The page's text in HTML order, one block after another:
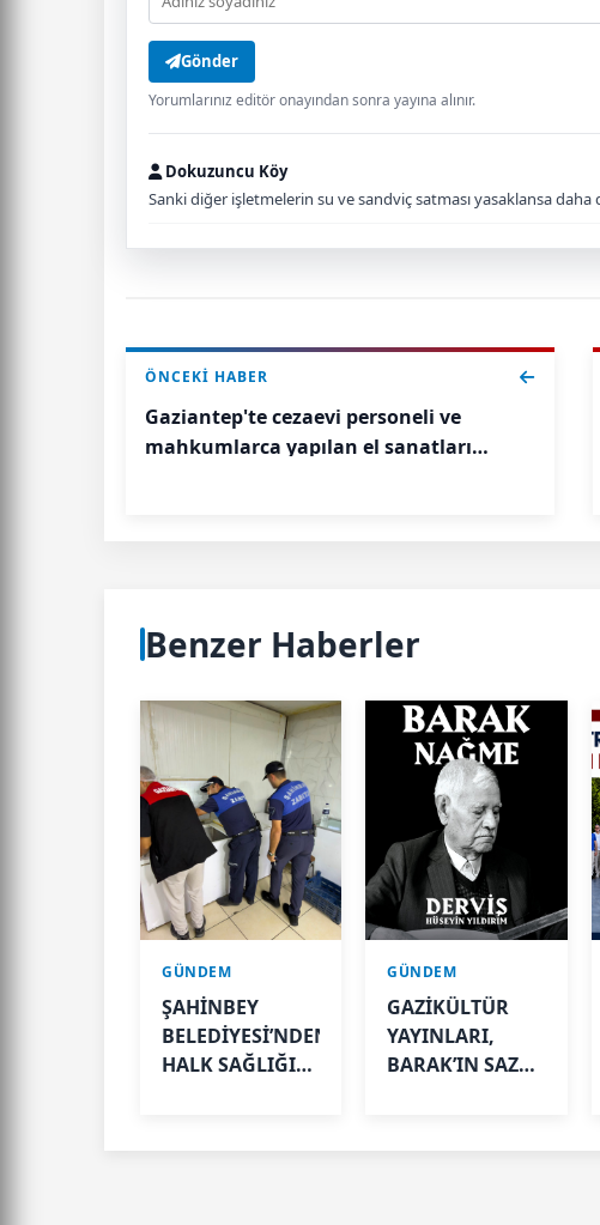
Gönder
Yorumlarınız editör onayından sonra yayına alınır.
Dokuzuncu Köy
Sanki diğer işletmelerin su ve sandviç satması yasaklansa
ÖNCEKI HABER
Gaziantep'te cezaevi personeli ve
mahkumlarca yapılan el sanatları
Benzer Haberler
GÜNDEM
ŞAHİNBEY
BELEDİYESİ’NDEN
HALK SAĞLIĞI
GÜNDEM
GAZİKÜLTÜR
YAYINLARI,
BARAK’IN SAZLA